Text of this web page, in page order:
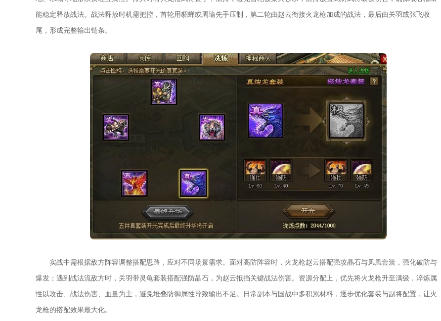
能稳定释放战法。战法释放时机需把控，首轮用貂蝉或周瑜先手压制，第二轮由赵云衔接火龙枪加成的战法，最后由关羽或张飞收
尾，形成完整输出链条。
实战中需根据敌方阵容调整搭配思路，应对不同场景需求。面对高防阵容时，火龙枪赵云搭配强攻晶石与凤凰套装，强化破防与
爆发；遇到战法流敌方时，关羽带灵龟套装搭配强防晶石，为赵云抵挡关键战法伤害。资源分配上，优先将火龙枪升至满级，淬炼属
性以攻击、战法伤害、血量为主，避免堆叠防御属性导致输出不足。日常副本与国战中多积累材料，逐步优化套装与副将配置，让火
龙枪的搭配效果最大化。